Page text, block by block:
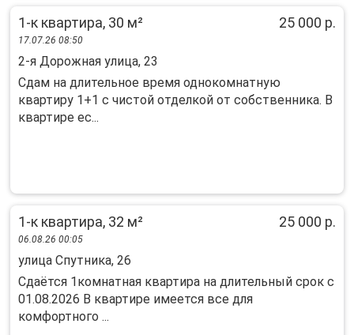
1-к квартира, 30 м² 25 000 р.
17.07.26 08:50
2-я Дорожная улица, 23
Сдам на длительное время однокомнатную
квартиру 1+1 с чистой отделкой от собственника. В
квартире ес...
1-к квартира, 32 м² 25 000 р.
06.08.26 00:05
улица Спутника, 26
Сдаётся 1комнатная квартира на длительный срок с
01.08.2026 В квартире имеется все для
комфортного ...